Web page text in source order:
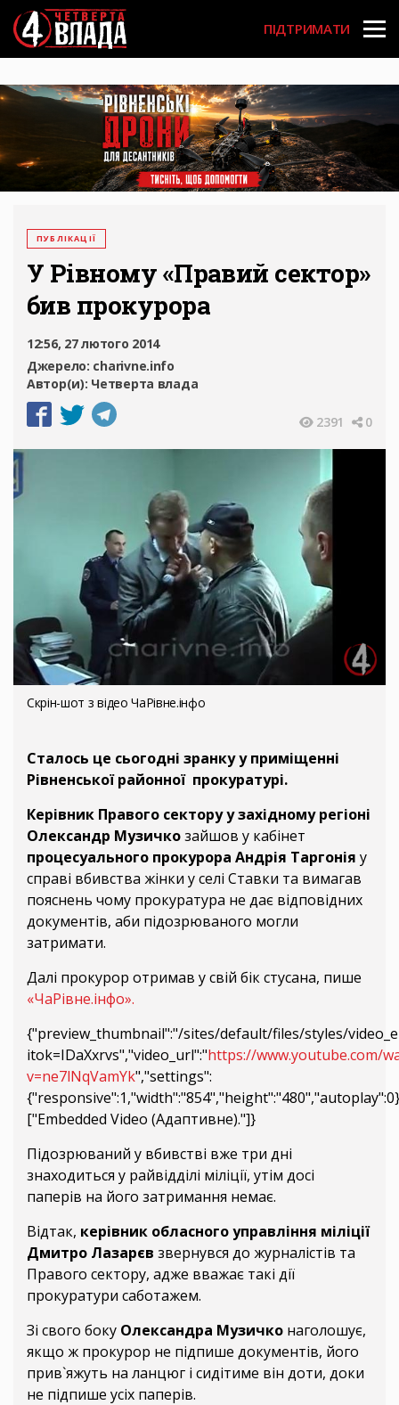
Перейти
до
основного
вмісту
User
account
menu
ПІДТРИМАТИ
ПУБЛІКАЦІЇ
У Рівному «Правий сектор»
бив прокурора
12:56, 27 лютого 2014
Джерело: charivne.info
Автор(и): Четверта влада
2391 0
Скрін-шот з відео ЧаРівне.інфо
Сталось це сьогодні зранку у приміщенні
Рівненської районної прокуратурі.
Керівник Правого сектору у західному регіоні
Олександр Музичкозайшов у кабінет
процесуального прокурора Андрія Таргонія у
справі вбивства жінки у селі Ставки та вимагав
пояснень чому прокуратура не дає відповідних
документів, аби підозрюваного могли
затримати.
Далі прокурор отримав у свій бік стусана, пише
«ЧаРівне.інфо».
{"preview_thumbnail":"/sites/default/files/styles/
itok=IDaXxrvs","video_url":"https://www.youtube.com/
v=ne7lNqVamYk","settings":
["Embedded Video (Адаптивне)."]}
Підозрюваний у вбивстві вже три дні
знаходиться у райвідділі міліції, утім досі
паперів на його затримання немає.
Відтак, керівник обласного управління міліції
Дмитро Лазарєв звернувся до журналістів та
Правого сектору, адже вважає такі дії
прокуратури саботажем.
Зі свого боку Олександра Музичко наголошує,
якщо ж прокурор не підпише документів, його
прив`яжуть на ланцюг і сидітиме він доти, доки
не підпише усіх паперів.